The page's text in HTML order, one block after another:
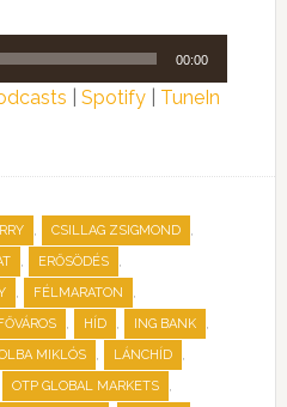
00:00
Spotify| TuneIn
, CSILLAG ZSIGMOND ,
, ERŐSÖDÉS ,
, FÉLMARATON ,
, HÍD , ING BANK ,
MIKLÓS , LÁNCHÍD ,
OTP GLOBAL MARKETS ,